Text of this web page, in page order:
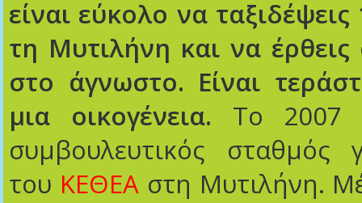
είναι εύκολο να
τη Μυτιλήνη και να
στο άγνωστο. Είναι
μια οικογένεια. Το 2007
συμβουλευτικός σταθμός
του ΚΕΘΕΑστη Μυτιλήνη.